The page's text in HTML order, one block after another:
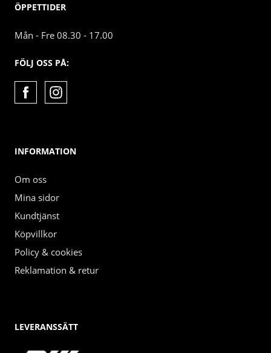
ÖPPETTIDER
Mån - Fre 08.30 - 17.00
FÖLJ OSS PÅ:
INFORMATION
Om oss
Mina sidor
Kundtjänst
Köpvillkor
Policy & cookies
Reklamation & retur
LEVERANSSÄTT